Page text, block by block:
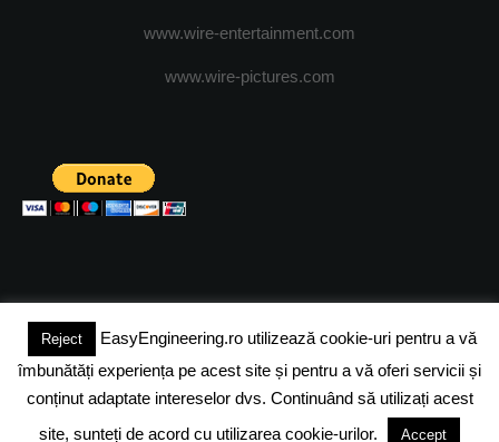
www.wire-entertainment.com
www.wire-pictures.com
(c) 2024 - FineEngineeringMagazine. All rights reserved.
DESPRE NOI ADVERTISING JOBS DESPRE COOKIES
POLITICA DE CONFIDENTIALITATE TERMENI SI CONDITII
Reject
EasyEngineering.ro utilizează cookie-uri pentru a vă
îmbunătăți experiența pe acest site și pentru a vă oferi servicii și
conținut adaptate intereselor dvs. Continuând să utilizați acest
site, sunteți de acord cu utilizarea cookie-urilor.
Accept